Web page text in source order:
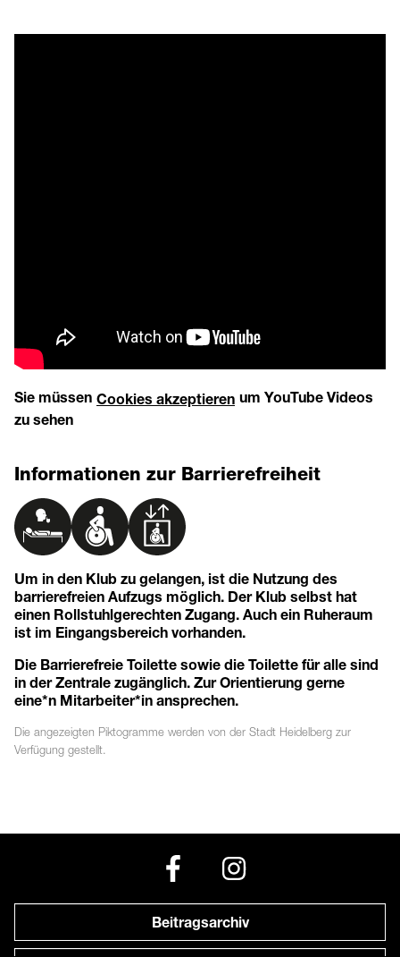
Sie müssen Cookies akzeptieren um YouTube Videos
zu sehen
Informationen zur Barrierefreiheit
Um in den Klub zu gelangen, ist die Nutzung des
barrierefreien Aufzugs möglich. Der Klub selbst hat
einen Rollstuhlgerechten Zugang. Auch ein Ruheraum
ist im Eingangsbereich vorhanden.
Die Barrierefreie Toilette sowie die Toilette für alle sind
in der Zentrale zugänglich. Zur Orientierung gerne
eine*n Mitarbeiter*in ansprechen.
Die angezeigten Piktogramme werden von der Stadt Heidelberg zur
Verfügung gestellt.
Beitragsarchiv